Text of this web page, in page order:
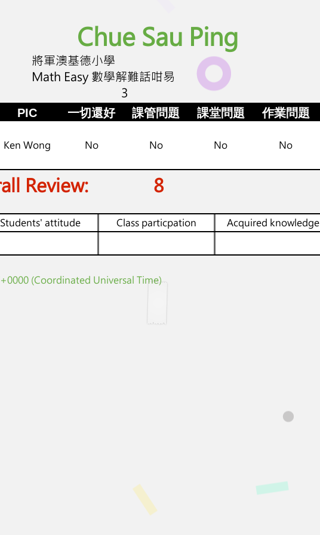
Chue Sau Ping
將軍澳基德小學
Math Easy 數學解難話咁易
3
PIC 一切還好 課管問題 課堂問題 作業問題
Ken Wong No No No No
8
Review:
Students' attitude Class particpation Acquired knowledge
(Coordinated Universal Time)